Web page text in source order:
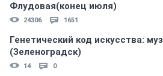
Флудовая(конец июля)
24306 1651
Генетический код искусства:
(Зеленоградск)
14 0